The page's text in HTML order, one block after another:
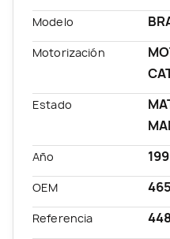
Modelo
Motorización
Estado
Año
OEM
Referencia